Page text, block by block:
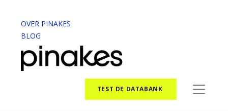
OVER PINAKES
BLOG
TEST DE DATABANK